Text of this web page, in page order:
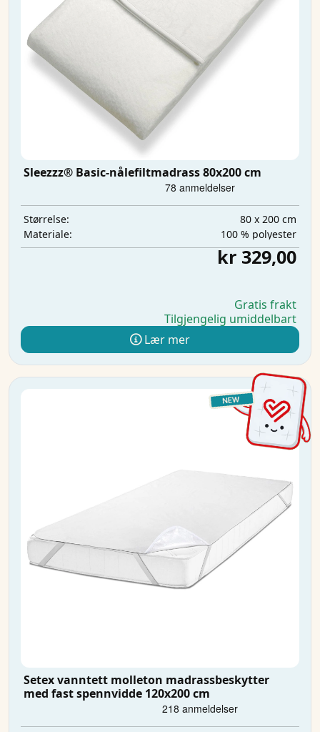
Sleezzz® Basic-nålefiltmadrass 80x200 cm
Størrelse:
80 x 200 cm
Materiale:
100 % polyester
kr 329,00
Gratis frakt
Tilgjengelig umiddelbart
Lær mer
Setex vanntett molleton madrassbeskytter
med fast spennvidde 120x200 cm